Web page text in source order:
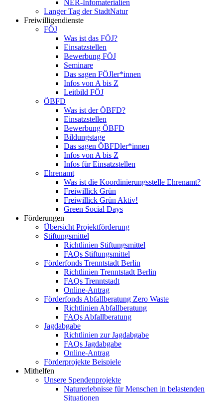
NER-Infomaterialien
Langer Tag der StadtNatur
Freiwilligendienste
FÖJ
Was ist das FÖJ?
Einsatzstellen
Bewerbung FÖJ
Seminare
Das sagen FÖJler*innen
Infos von A bis Z
Leitbild FÖJ
ÖBFD
Was ist der ÖBFD?
Einsatzstellen
Bewerbung ÖBFD
Bildungstage
Das sagen ÖBFDler*innen
Infos von A bis Z
Infos für Einsatzstellen
Ehrenamt
Was ist die Koordinierungsstelle Ehrenamt?
Freiwillick Grün
Freiwillick Grün Aktiv!
Green Social Days
Förderungen
Übersicht Projektförderung
Stiftungsmittel
Richtlinien Stiftungsmittel
FAQs Stiftungsmittel
Förderfonds Trenntstadt Berlin
Richtlinien Trenntstadt Berlin
FAQs Trenntstadt
Online-Antrag
Förderfonds Abfallberatung Zero Waste
Richtlinien Abfallberatung
FAQs Abfallberatung
Jagdabgabe
Richtlinien zur Jagdabgabe
FAQs Jagdabgabe
Online-Antrag
Förderprojekte Beispiele
Mithelfen
Unsere Spendenprojekte
Naturerlebnisse für Menschen in belastenden
Situationen